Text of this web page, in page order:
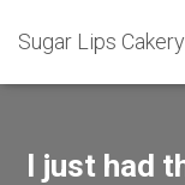
Sugar Lips Cakery
I just had